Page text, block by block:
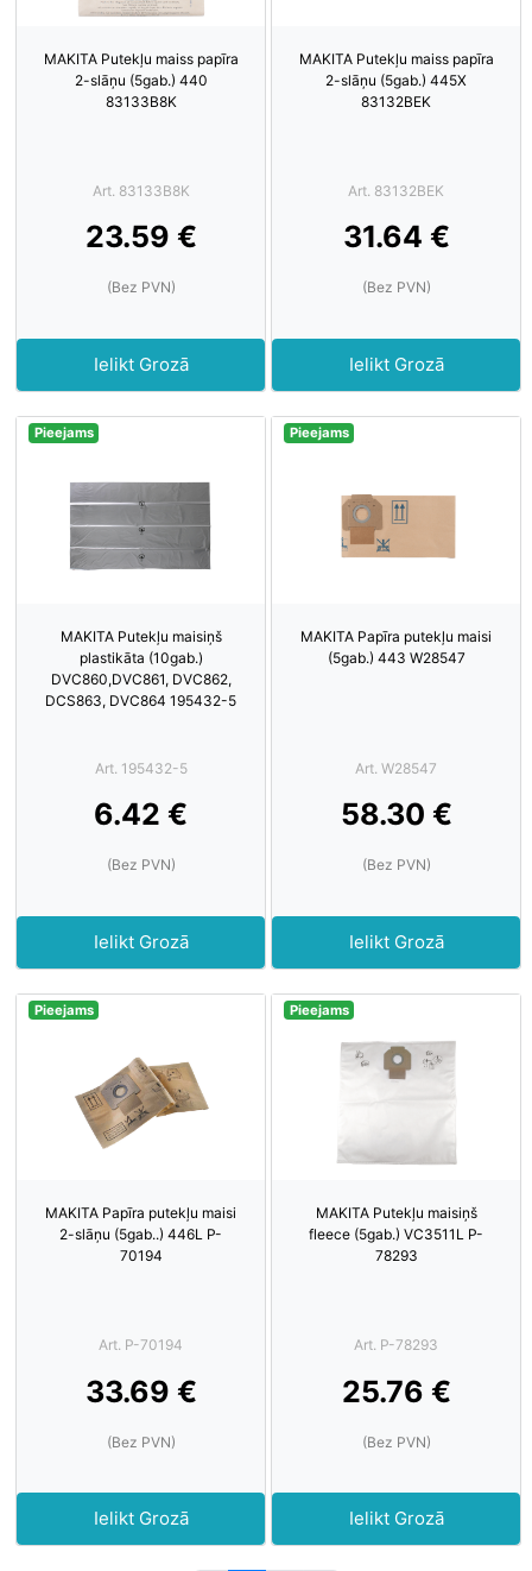
MAKITA Putekļu maiss papīra
2-slāņu (5gab.) 440
83133B8K
Art. 83133B8K
23.59 €
(Bez PVN)
Ielikt Grozā
MAKITA Putekļu maiss papīra
2-slāņu (5gab.) 445X
83132BEK
Art. 83132BEK
31.64 €
(Bez PVN)
Ielikt Grozā
Pieejams
MAKITA Putekļu maisiņš
plastikāta (10gab.)
DVC860,DVC861, DVC862,
DCS863, DVC864 195432-5
Art. 195432-5
6.42 €
(Bez PVN)
Ielikt Grozā
Pieejams
MAKITA Papīra putekļu maisi
(5gab.) 443 W28547
Art. W28547
58.30 €
(Bez PVN)
Ielikt Grozā
Pieejams
MAKITA Papīra putekļu maisi
2-slāņu (5gab..) 446L P-
70194
Art. P-70194
33.69 €
(Bez PVN)
Ielikt Grozā
Pieejams
MAKITA Putekļu maisiņš
fleece (5gab.) VC3511L P-
78293
Art. P-78293
25.76 €
(Bez PVN)
Ielikt Grozā